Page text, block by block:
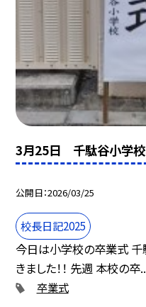
3月25日 千駄谷小学
公開日 2026/03/25
校長日記2025
今日は小学校の卒業式
きました！！ 先週 本校の卒
卒業式